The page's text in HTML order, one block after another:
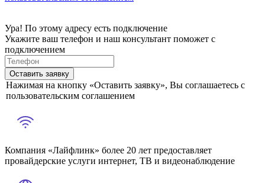
Ура! По этому адресу есть подключение
Укажите ваш телефон и наш консультант поможет с
подключением
Оставить заявку
Нажимая на кнопку «Оставить заявку», Вы соглашаетесь с
пользовательским соглашением
Компания «Лайфлинк» более 20 лет предоставляет
провайдерские услуги интернет, ТВ и видеонаблюдение